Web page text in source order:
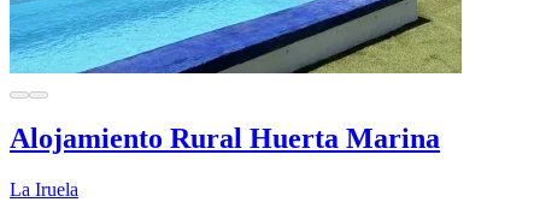
Alojamiento Rural Huerta Marina
La Iruela